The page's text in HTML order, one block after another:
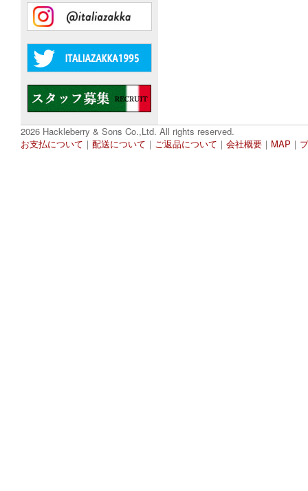
2026 Hackleberry & Sons Co.,Ltd. All rights reserved.
お支払について ｜ 配送について ｜ ご返品について ｜ 会社概要 ｜ MAP ｜